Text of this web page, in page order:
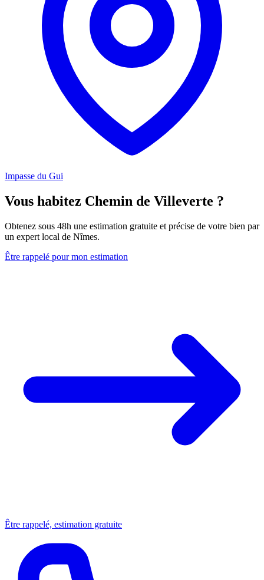
Impasse du Gui
Vous habitez Chemin de Villeverte ?
Obtenez sous 48h une estimation gratuite et précise de votre bien par
un expert local de Nîmes.
Être rappelé pour mon estimation
Être rappelé, estimation gratuite